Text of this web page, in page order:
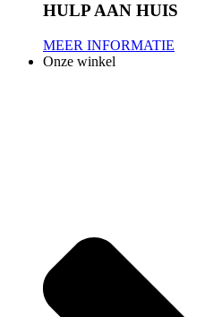
HULP AAN HUIS
MEER INFORMATIE
Onze winkel